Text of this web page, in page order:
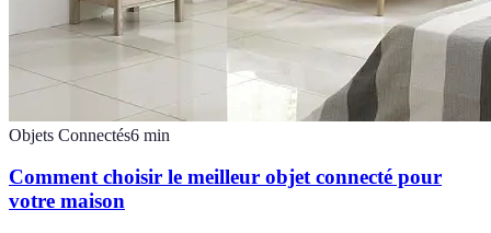
Objets Connectés6 min
Comment choisir le meilleur objet connecté pour
votre maison